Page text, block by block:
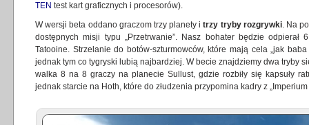
TEN test kart graficznych i procesorów).
W wersji beta oddano graczom trzy planety itrzy tryby rozgrywki. Na
dostępnych misji typu „Przetrwanie”. Nasz bohater będzie
Tatooine. Strzelanie do botów-szturmowców, które mają cela „jak
jednak tym co tygryski lubią najbardziej. W becie znajdziemy dwa tryby
walka 8 na 8 graczy na planecie Sullust, gdzie rozbiły się kapsuły
jednak starcie na Hoth, które do złudzenia przypomina kadry z